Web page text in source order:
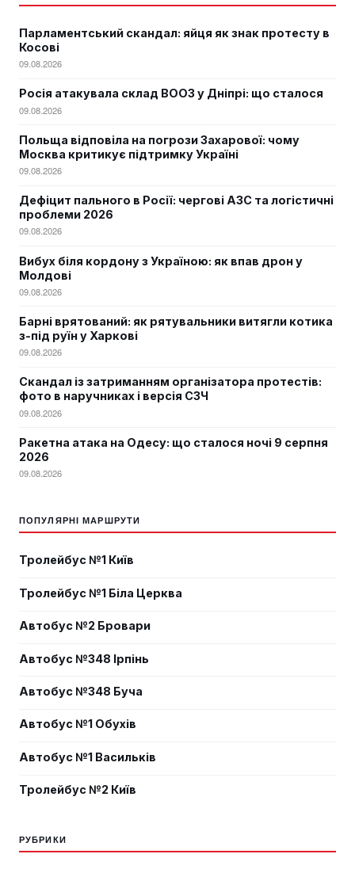
Парламентський скандал: яйця як знак протесту в
Косові
09.08.2026
Росія атакувала склад ВООЗ у Дніпрі: що сталося
09.08.2026
Польща відповіла на погрози Захарової: чому
Москва критикує підтримку Україні
09.08.2026
Дефіцит пального в Росії: чергові АЗС та логістичні
проблеми 2026
09.08.2026
Вибух біля кордону з Україною: як впав дрон у
Молдові
09.08.2026
Барні врятований: як рятувальники витягли котика
з-під руїн у Харкові
09.08.2026
Скандал із затриманням організатора протестів:
фото в наручниках і версія СЗЧ
09.08.2026
Ракетна атака на Одесу: що сталося ночі 9 серпня
2026
09.08.2026
ПОПУЛЯРНІ МАРШРУТИ
Тролейбус №1 Київ
Тролейбус №1 Біла Церква
Автобус №2 Бровари
Автобус №348 Ірпінь
Автобус №348 Буча
Автобус №1 Обухів
Автобус №1 Васильків
Тролейбус №2 Київ
РУБРИКИ